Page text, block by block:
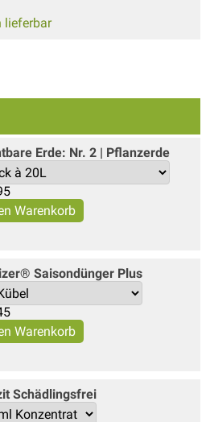
lieferbar
Erde: Nr. 2 | Pflanzerde
Saisondünger Plus
Schädlingsfrei